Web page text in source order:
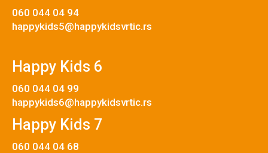
060 044 04 94
happykids5@happykidsvrtic.rs
Happy Kids 6
060 044 04 99
happykids6@happykidsvrtic.rs
Happy Kids 7
060 044 04 68